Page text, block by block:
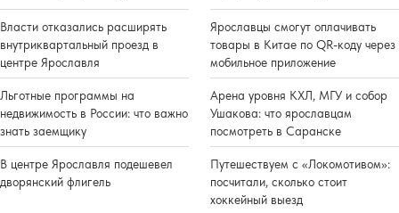
Власти отказались расширять
внутриквартальный проезд в
центре Ярославля
Льготные программы на
недвижимость в России: что важно
знать заемщику
В центре Ярославля подешевел
дворянский флигель
Ярославцы смогут оплачивать
товары в Китае по QR-коду через
мобильное приложение
Арена уровня КХЛ, МГУ и собор
Ушакова: что ярославцам
посмотреть в Саранске
Путешествуем с «Локомотивом»:
посчитали, сколько стоит
хоккейный выезд